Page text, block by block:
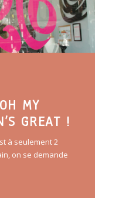
MY
GREAT !
à seulement 2
on se demande